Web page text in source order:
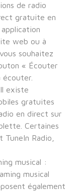
de radio
gratuite en
web ou à
souhaitez
« Écouter
existe
gratuites
en direct sur
Certaines
Radio,
musical :
musical
également